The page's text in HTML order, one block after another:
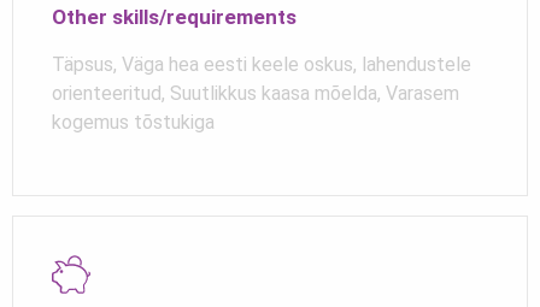
Other skills/requirements
Täpsus, Väga hea eesti keele oskus, lahendustele
orienteeritud, Suutlikkus kaasa mõelda, Varasem
kogemus tõstukiga